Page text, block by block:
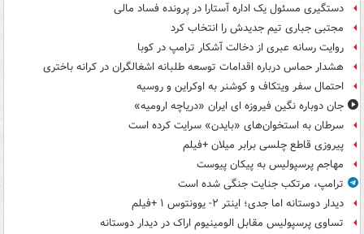
دستگیری مسئول یک اداره آستارا در پرونده فساد مالی
مجتبی جباری تیم جدیدش را انتخاب کرد
روایت رسانه عبری از دخالت آشکار ترامپ در کوبا
هشدار حماس درباره اقدامات توسعه طلبانه اشغالگران در کرانه باختری
احتمال سفر ویتکاف و کوشنر به اوکراین و روسیه
جان دوباره نگین فیروزه ای ایران «دریاچه ارومیه»
سرطان به استخوان‌های «بایدن» سرایت کرده است
پیروزی قاطع چلسی برابر میلان +فیلم
مهاجم پرسپولیس به پیکان پیوست
ترامپ، مرتکب جنایت جنگی شده است
دیدار دوستانه اما جدی؛ اینتر ۲- یوونتوس ۱ +فیلم
تساوی پرسپولیس مقابل الومینیوم اراک در دیدار دوستانه